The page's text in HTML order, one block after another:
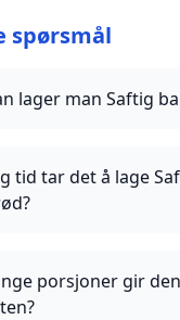
spørsmål
lager man Saftig
tid tar det å lage
porsjoner gir